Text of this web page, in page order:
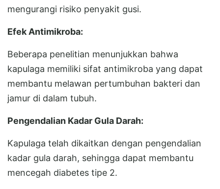
mengurangi risiko penyakit gusi.
Efek Antimikroba:
Beberapa penelitian menunjukkan bahwa
kapulaga memiliki sifat antimikroba yang dapat
membantu melawan pertumbuhan bakteri dan
jamur di dalam tubuh.
Pengendalian Kadar Gula Darah:
Kapulaga telah dikaitkan dengan pengendalian
kadar gula darah, sehingga dapat membantu
mencegah diabetes tipe 2.